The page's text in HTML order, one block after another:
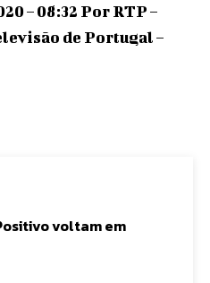
– 08:32 Por RTP –
de Portugal –
voltam em